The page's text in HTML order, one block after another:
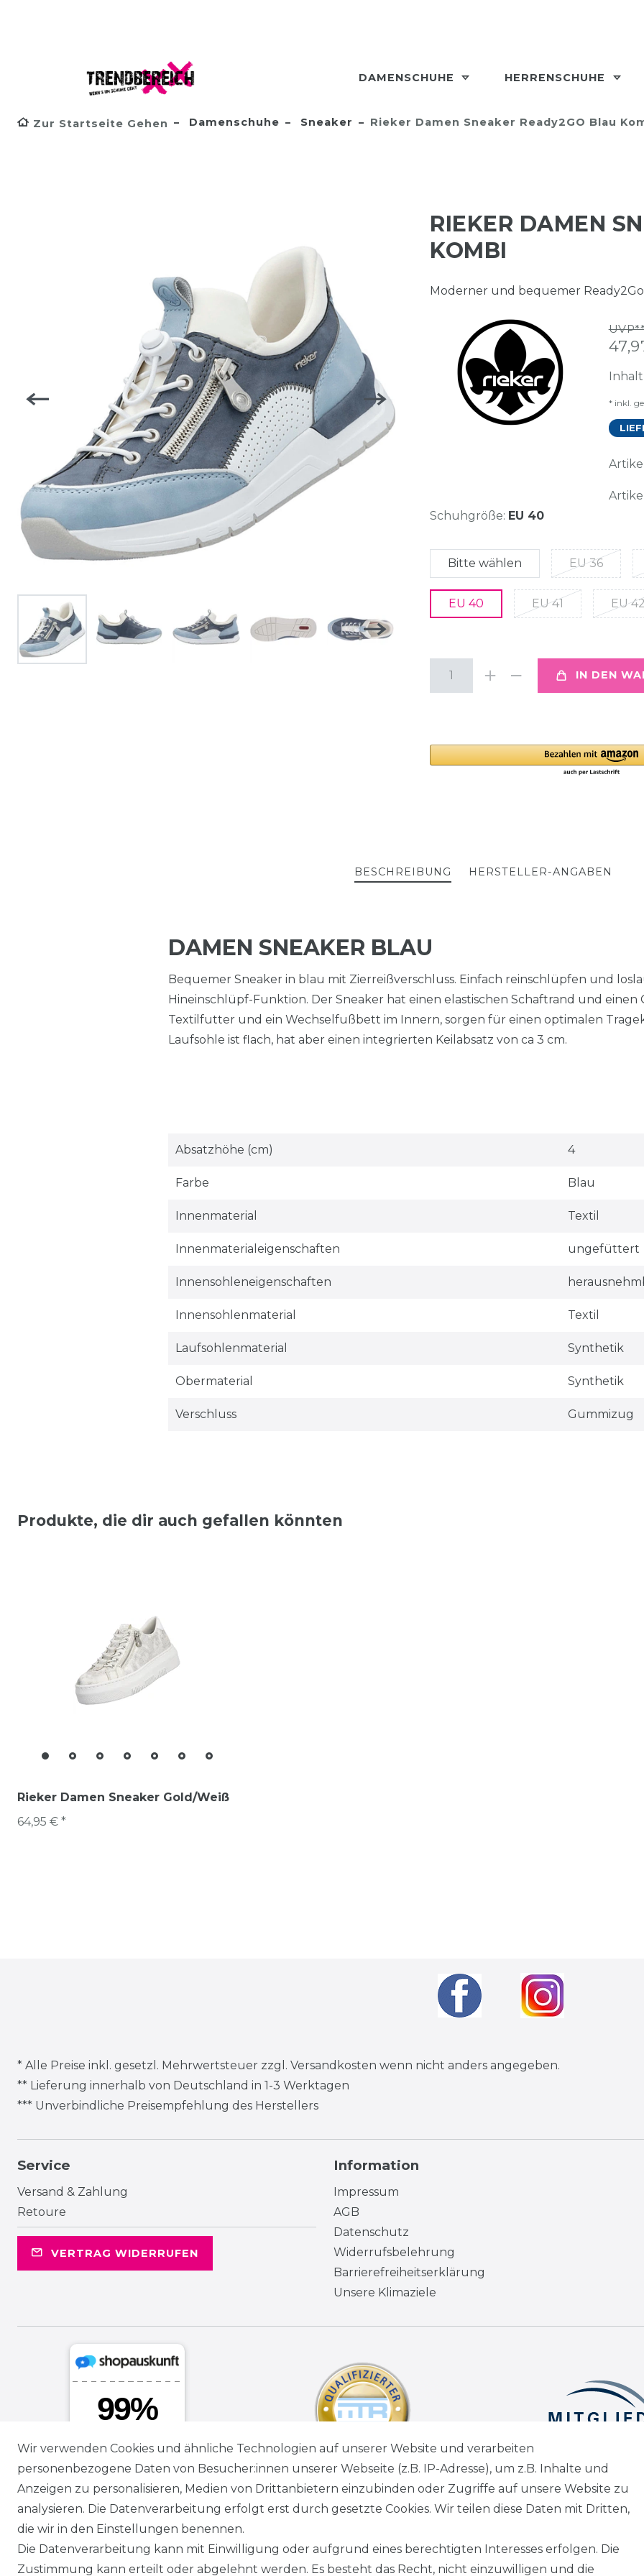
DAMENSCHUHE HERRENSCHUHE
Zur Startseite Gehen Damenschuhe Sneaker Rieker Damen Sneaker Ready2GO Blau
RIEKER DAMEN
KOMBI
Moderner und bequemer
Inhalt
* inkl.
Schuhgröße: EU 40
Bitte wählen EU 36
EU 40 EU 41 EU 42
IN DEN
BESCHREIBUNG HERSTELLER-ANGABEN
DAMEN SNEAKER BLAU
Bequemer Sneaker in blau mit Zierreißverschluss. Einfach reinschlüpfen und
Hineinschlüpf-Funktion. Der Sneaker hat einen elastischen Schaftrand und einen
Textilfutter und ein Wechselfußbett im Innern, sorgen für einen optimalen
Laufsohle ist flach, hat aber einen integrierten Keilabsatz von ca 3 cm.
Absatzhöhe (cm) 4
Farbe Blau
Innenmaterial Textil
Innenmaterialeigenschaften ungefüttert
Innensohleneigenschaften
Innensohlenmaterial Textil
Laufsohlenmaterial Synthetik
Obermaterial Synthetik
Verschluss Gummizug
Produkte, die dir auch gefallen könnten
Rieker Damen Sneaker Gold/Weiß
64,95 € *
* Alle Preise inkl. gesetzl. Mehrwertsteuer zzgl. Versandkosten wenn nicht anders angegeben.
** Lieferung innerhalb von Deutschland in 1-3 Werktagen
*** Unverbindliche Preisempfehlung des Herstellers
Service
Versand & Zahlung
Retoure
VERTRAG WIDERRUFEN
Information
Impressum
AGB
Datenschutz
Widerrufsbelehrung
Barrierefreiheitserklärung
Unsere Klimaziele
Wir verwenden Cookies und ähnliche Technologien auf unserer Website und verarbeiten
personenbezogene Daten von Besucher:innen unserer Webseite (z.B. IP-Adresse), um z.B. Inhalte und
Anzeigen zu personalisieren, Medien von Drittanbietern einzubinden oder Zugriffe auf unsere Website zu
analysieren. Die Datenverarbeitung erfolgt erst durch gesetzte Cookies. Wir teilen diese Daten mit Dritten,
die wir in den Einstellungen benennen.
Die Datenverarbeitung kann mit Einwilligung oder aufgrund eines berechtigten Interesses erfolgen. Die
Zustimmung kann erteilt oder abgelehnt werden. Es besteht das Recht, nicht einzuwilligen und die